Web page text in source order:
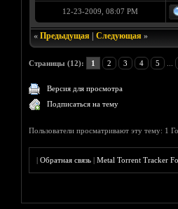
12-23-2009, 08:07 PM
« Предыдущая| Следующая»
Страницы (12): 1 2 3 4 5
Версия для просмотра
Подписаться на тему
Пользователи просматривают эту тему: 1
|Обратная связь |Metal Torrent Tracker